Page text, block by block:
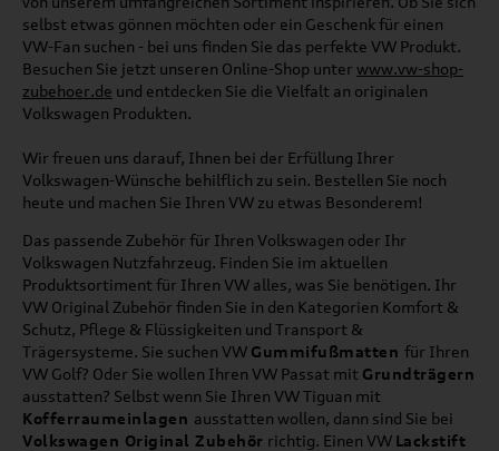
selbst etwas gönnen möchten oder ein Geschenk für einen
VW-Fan suchen - bei uns finden Sie das perfekte VW Produkt.
Besuchen Sie jetzt unseren Online-Shop unter www.vw-shop-
zubehoer.de und entdecken Sie die Vielfalt an originalen
Volkswagen Produkten.
Wir freuen uns darauf, Ihnen bei der Erfüllung Ihrer
Volkswagen-Wünsche behilflich zu sein. Bestellen Sie noch
heute und machen Sie Ihren VW zu etwas Besonderem!
Das passende Zubehör für Ihren Volkswagen oder Ihr
Volkswagen Nutzfahrzeug. Finden Sie im aktuellen
Produktsortiment für Ihren VW alles, was Sie benötigen. Ihr
VW Original Zubehör finden Sie in den Kategorien Komfort &
Schutz, Pflege & Flüssigkeiten und Transport &
Trägersysteme. Sie suchen VW Gummifußmatten für Ihren
VW Golf? Oder Sie wollen Ihren VW Passat mit Grundträgern
ausstatten? Selbst wenn Sie Ihren VW Tiguan mit
Kofferraumeinlagen ausstatten wollen, dann sind Sie bei
Volkswagen Original Zubehör richtig. Einen VW Lackstift